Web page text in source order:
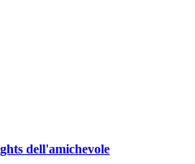
dell'amichevole